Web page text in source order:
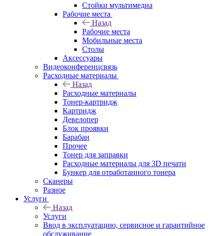
Стойки мультимедиа
Рабочие места
Назад
Рабочие места
Мобильные места
Столы
Аксессуары
Видеоконференцсвязь
Расходные материалы
Назад
Расходные материалы
Тонер-картридж
Картридж
Девелопер
Блок проявки
Барабан
Прочее
Тонер для заправки
Расходные материалы для 3D печати
Бункер для отработанного тонера
Сканеры
Разное
Услуги
Назад
Услуги
Ввод в эксплуатацию, сервисное и гарантийное
обслуживание